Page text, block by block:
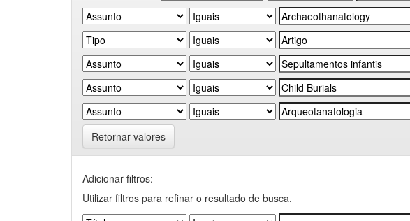
Retornar valores
Adicionar filtros:
Utilizar filtros para refinar o resultado de busca.